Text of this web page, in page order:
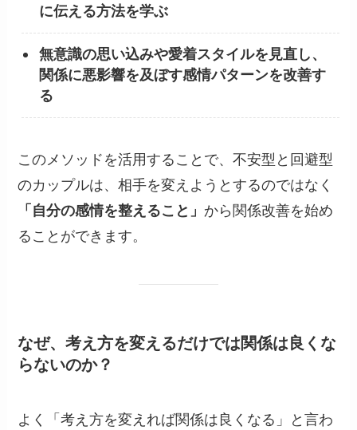
に伝える方法を学ぶ
無意識の思い込みや愛着スタイルを見直し、
関係に悪影響を及ぼす感情パターンを改善す
る
このメソッドを活用することで、不安型と回避型
のカップルは、相手を変えようとするのではなく
「自分の感情を整えること」 から関係改善を始め
ることができます。
なぜ、考え方を変えるだけでは関係は良くな
らないのか？
よく「考え方を変えれば関係は良くなる」と言わ